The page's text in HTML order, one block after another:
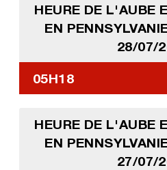
HEURE DE L'AUBE
EN
28/07/
05H18
HEURE DE L'AUBE
EN
27/07/